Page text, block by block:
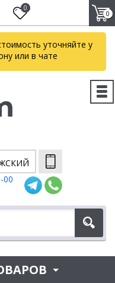
0
0
уточняйте у
или в чате
00